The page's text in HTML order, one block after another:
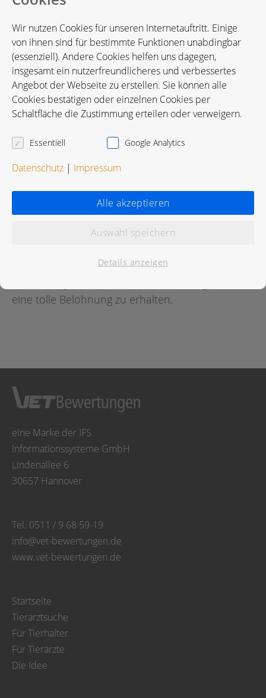
Karte in Google Maps öffnen
Bewertungen
Für diese Praxis wurde noch keine Bewertung
eine tolle Belohnung zu erhalten.
eine Marke der IFS
Informationssysteme GmbH
Lindenallee 6
30657 Hannover
Tel. 0511 / 9 68 59-19
info@vet-bewertungen.de
www.vet-bewertungen.de
Startseite
Tierarztsuche
Für Tierhalter
Für Tierärzte
Die Idee
Wir nutzen Cookies für unseren Internetauftritt. Einige
von ihnen sind für bestimmte Funktionen unabdingbar
(essenziell). Andere Cookies helfen uns dagegen,
insgesamt ein nutzerfreundlicheres und verbessertes
Angebot der Webseite zu erstellen. Sie können alle
Cookies bestätigen oder einzelnen Cookies per
Schaltfläche die Zustimmung erteilen oder verweigern.
Essentiell Google Analytics
Datenschutz | Impressum
Alle akzeptieren
Auswahl speichern
Details anzeigen